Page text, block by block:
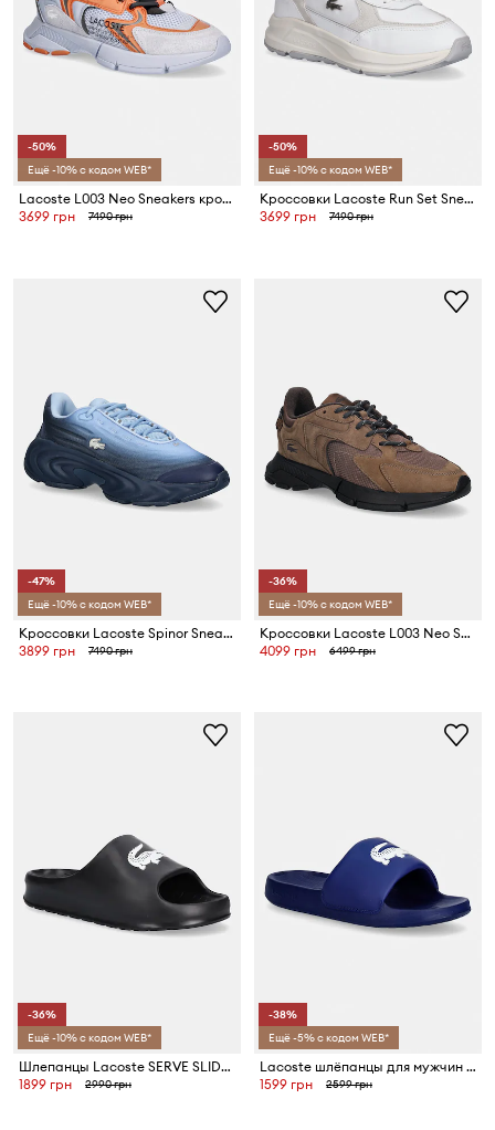
-50%
Ещё -10% с кодом WEB*
Lacoste L003 Neo Sneakers кроссовки для мужчин
3699 грн
7490 грн
-50%
Ещё -10% с кодом WEB*
Кроссовки Lacoste Run Set Sneakers
3699 грн
7490 грн
-47%
Ещё -10% с кодом WEB*
Кроссовки Lacoste Spinor Sneakers
3899 грн
7490 грн
-36%
Ещё -10% с кодом WEB*
Кроссовки Lacoste L003 Neo Sneakers
4099 грн
6499 грн
-36%
Ещё -10% с кодом WEB*
Шлепанцы Lacoste SERVE SLIDE 2.0
1899 грн
2990 грн
-38%
Ещё -5% с кодом WEB*
Lacoste шлёпанцы для мужчин SERVE SLIDE 1.0
1599 грн
2599 грн